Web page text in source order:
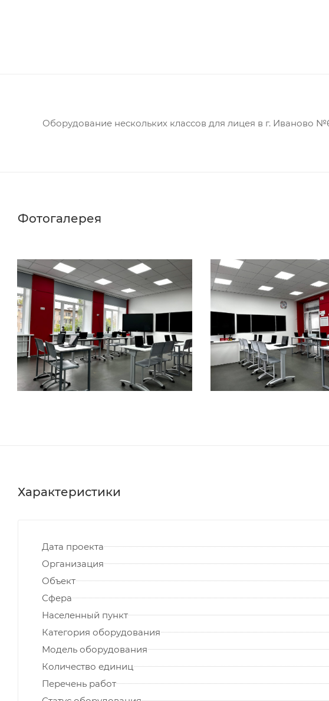
Оборудование нескольких классов для лицея в г. Иваново
Фотогалерея
Характеристики
Дата проекта
Организация
Объект
Сфера
Населенный пункт
Категория оборудования
Модель оборудования
Количество единиц
Перечень работ